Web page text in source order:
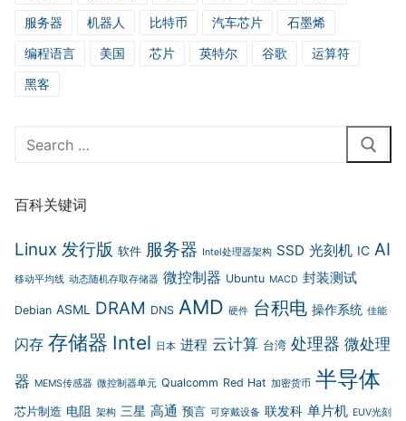
服务器
机器人 比特币 汽车芯片
石墨烯
编程语言
美国 芯片 英特尔 谷歌
运算符
黑客
Search
百科关键词
Linux 发行版 软件 服务器 Intel处理器架构 SSD 光刻机 IC AI
移动平均线 动态随机存取存储器 微控制器 Ubuntu MACD 封装测试
Debian ASML DRAM DNS AMD 硬件 台积电 操作系统 佳能
闪存 存储器 Intel 日本 进程 云计算 台湾 处理器 微处理
器 MEMS传感器 微控制器单元 Qualcomm Red Hat 加密货币 半导体
芯片制造 电阻 架构 三星 高通 预言 可穿戴设备 联发科 单片机 EUV光刻